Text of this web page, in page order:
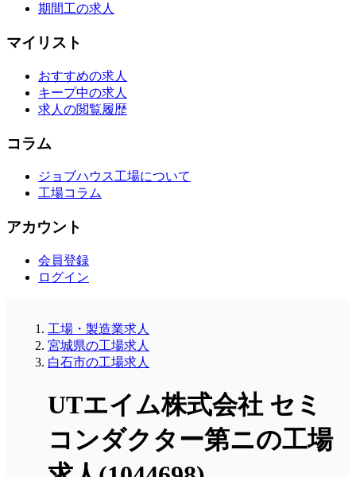
期間工の求人
マイリスト
おすすめの求人
キープ中の求人
求人の閲覧履歴
コラム
ジョブハウス工場について
工場コラム
アカウント
会員登録
ログイン
工場・製造業求人
宮城県の工場求人
白石市の工場求人
UTエイム株式会社 セミ
コンダクター第ニの工場